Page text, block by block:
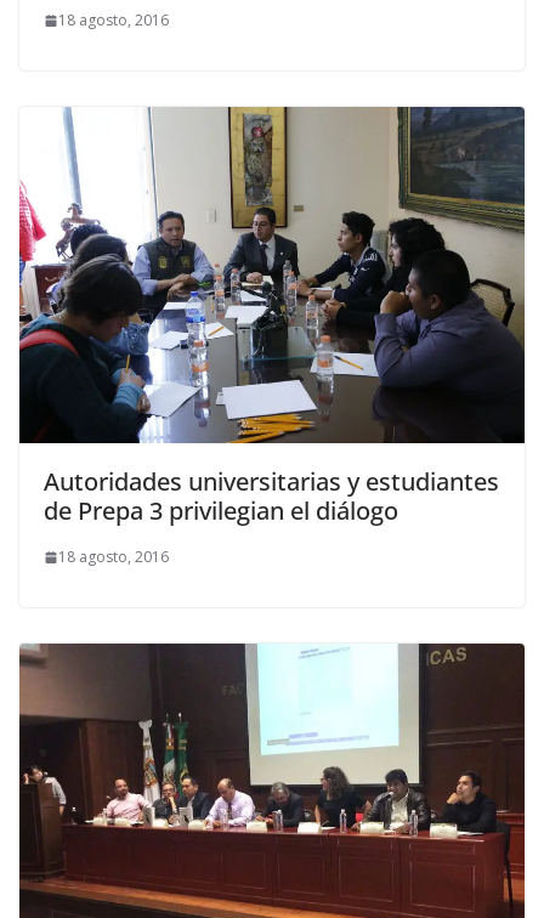
18 agosto, 2016
Autoridades universitarias y estudiantes
de Prepa 3 privilegian el diálogo
18 agosto, 2016